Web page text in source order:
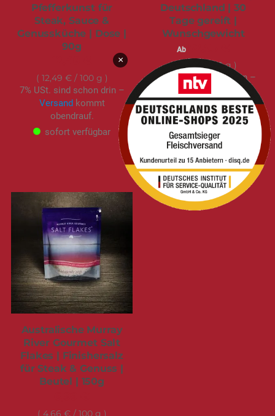
Pfefferkunst für
Steak, Sauce &
Genussküche | Dose |
90g
12,49 €/ 100 g
7% USt. sind schon drin –
Versandkommt
obendrauf.
sofort verfügbar
Deutschland | 30
Tage gereift |
Wunschgewicht
Ab
7,56 €/ 100 g
7% USt. sind schon drin –
Versandkommt
obendrauf.
sofort verfügbar
Gewichtsgruppe
Australische Murray
River Gourmet Salt
Flakes | Finishersalz
für Steak & Genuss |
Beutel | 150g
4,66 €/ 100 g
×